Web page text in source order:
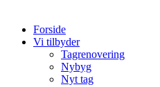
Forside
Vi tilbyder
Tagrenovering
Nybyg
Nyt tag